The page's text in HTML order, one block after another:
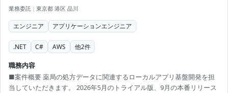
業務委託 | 東京都 港区 品川
エンジニア アプリケーションエンジニア
.NET C# AWS 他2件
職務内容
■案件概要 薬局の処方データに関連するローカルアプリ基盤開発を担
当していただきます。 2026年5月のトライアル版、9月の本番リリース